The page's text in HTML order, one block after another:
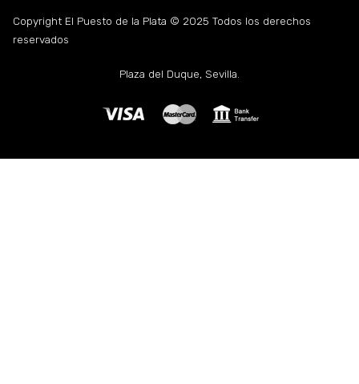
Copyright El Puesto de la Plata © 2025 Todos los derechos
reservados
Plaza del Duque, Sevilla.